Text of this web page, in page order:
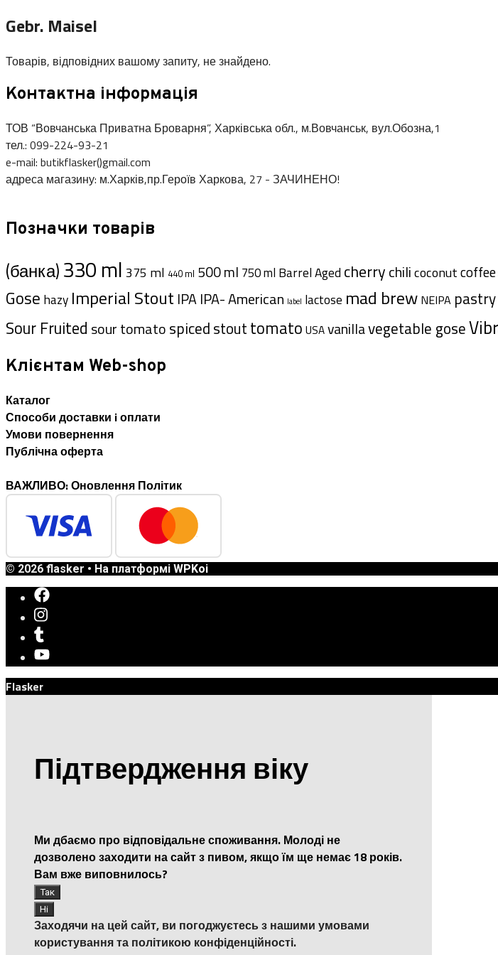
Gebr. Maisel
Товарів, відповідних вашому запиту, не знайдено.
Контактна інформація
ТОВ “Вовчанська Приватна Броварня”, Харківська обл., м.Вовчанськ, вул.Обозна,1
тел.: 099-224-93-21
e-mail: butikflasker()gmail.com
адреса магазину: м.Харків,пр.Героїв Харкова, 27 - ЗАЧИНЕНО!
Позначки товарів
(банка)330 ml 375 ml 440 ml 500 ml 750 ml Barrel Aged cherrychilicoconutcoffee
Gose hazy Imperial Stout IPA IPA- American label lactose mad brew NEIPA pastry
Sour Fruited sour tomatospicedstouttomato USAvanillavegetable gose
Клієнтам Web-shop
Каталог
Способи доставки i оплати
Умови повернення
Публічна оферта
ВАЖЛИВО: Оновлення Політик
© 2026 flasker • На платформі WPKoi
Flasker
Підтвердження віку
Ми дбаємо про відповідальне споживання. Молоді не
дозволено заходити на сайт з пивом, якщо їм ще немає 18 років.
Вам вже виповнилось?
Заходячи на цей сайт, ви погоджуєтесь з нашими умовами
користування та політикою конфіденційності.